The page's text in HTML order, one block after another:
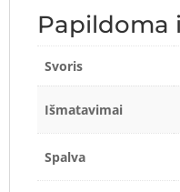
Papildoma
Svoris
Išmatavimai
Spalva